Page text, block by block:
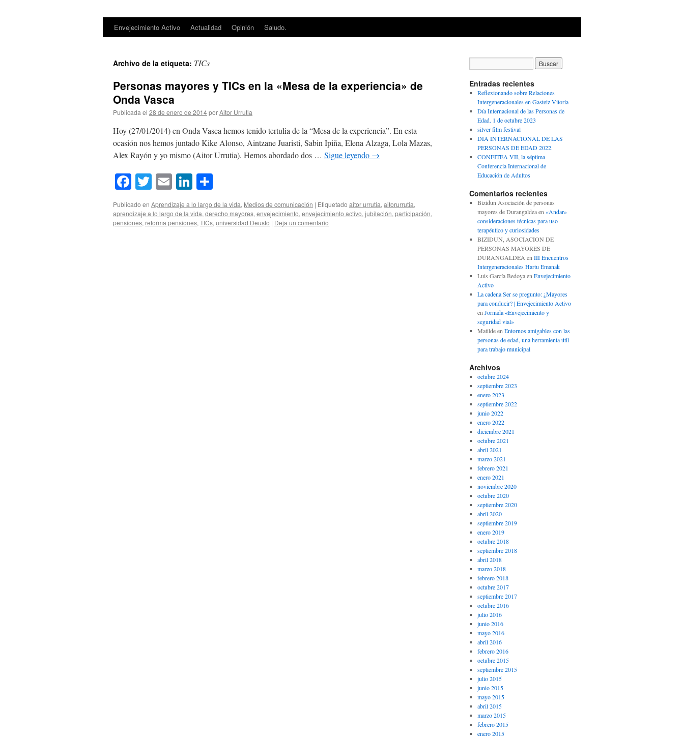
Saltar
contenido
Envejecimiento Activo Actualidad Opinión Saludo.
Archivo de la etiqueta: TICs
Personas mayores y TICs en la «Mesa de la experiencia» de
Onda Vasca
Publicada el 28 de enero de 2014porAitor Urrutia
Hoy (27/01/2014) en Onda Vasca hemos tenido tertulia de la “Mesa de la experiencia”. En esta
ocasión nos hemos juntado Kike Alonso, Aintzane Juaristi, Sabin Ipiña, Elena Alzaga, Lola Mazas,
Alex Rayón y yo mismo (Aitor Urrutia). Hemos abordado dos … Sigue leyendo →
Facebook
Twitter
EmailLinkedIn
Publicado en Aprendizaje a lo largo de la vida, Medios de comunicación | Etiquetado aitor urrutia,aitorurrutia,
aprendizaje a lo largo de la vida,derecho mayores,envejecimiento,envejecimiento activo,jubilación,participación,
pensiones, reforma pensiones,TICs,universidad Deusto | Deja un comentario
Entradas recientes
Reflexionando sobre Relaciones
Intergeneracionales en Gasteiz-Vitoria
Día Internacional de las Personas de
Edad. 1 de octubre 2023
silver film festival
DIA INTERNACIONAL DE LAS
PERSONAS DE EDAD 2022.
CONFITEA VII, la séptima
Conferencia Internacional de
Educación de Adultos
Comentarios recientes
Bizidun Asociación de personas
mayores de Durangaldeaen «Andar»
consideraciones técnicas para uso
terapéutico y curiosidades
BIZIDUN, ASOCIACION DE
PERSONAS MAYORES DE
DURANGALDEA en III Encuentros
Intergeneracionales Hartu Emanak
Luis García Bedoyaen Envejecimiento
Activo
La cadena Ser se pregunto: ¿Mayores
para conducir? | Envejecimiento Activo
en Jornada «Envejecimiento y
seguridad vial»
Matildeen Entornos amigables con las
personas de edad, una herramienta útil
para trabajo municipal
Archivos
octubre 2024
septiembre 2023
enero 2023
septiembre 2022
junio 2022
enero 2022
diciembre 2021
octubre 2021
abril 2021
marzo 2021
febrero 2021
enero 2021
noviembre 2020
octubre 2020
septiembre 2020
abril 2020
septiembre 2019
enero 2019
octubre 2018
septiembre 2018
abril 2018
marzo 2018
febrero 2018
octubre 2017
septiembre 2017
octubre 2016
julio 2016
junio 2016
mayo 2016
abril 2016
febrero 2016
octubre 2015
septiembre 2015
julio 2015
junio 2015
mayo 2015
abril 2015
marzo 2015
febrero 2015
enero 2015